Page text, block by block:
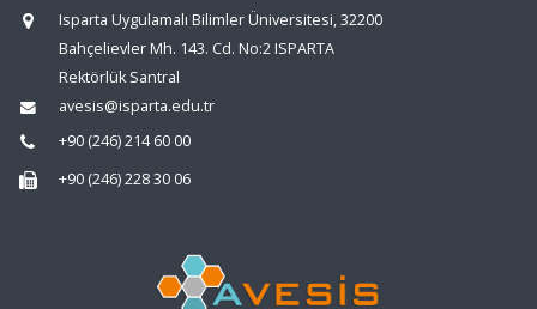
Isparta Uygulamalı Bilimler Üniversitesi, 32200
Bahçelievler Mh. 143. Cd. No:2 ISPARTA
Rektörlük Santral
avesis@isparta.edu.tr
+90 (246) 214 60 00
+90 (246) 228 30 06